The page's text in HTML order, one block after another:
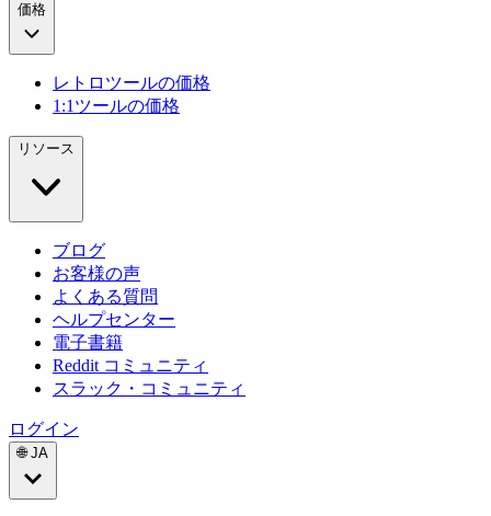
価格
レトロツールの価格
1:1ツールの価格
リソース
ブログ
お客様の声
よくある質問
ヘルプセンター
電子書籍
Reddit コミュニティ
スラック・コミュニティ
ログイン
🌐 JA